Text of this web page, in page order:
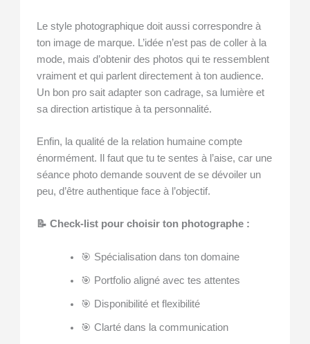
Le style photographique doit aussi correspondre à
ton image de marque. L’idée n’est pas de coller à la
mode, mais d’obtenir des photos qui te ressemblent
vraiment et qui parlent directement à ton audience.
Un bon pro sait adapter son cadrage, sa lumière et
sa direction artistique à ta personnalité.
Enfin, la qualité de la relation humaine compte
énormément. Il faut que tu te sentes à l’aise, car une
séance photo demande souvent de se dévoiler un
peu, d’être authentique face à l’objectif.
📝 Check-list pour choisir ton photographe :
🎯 Spécialisation dans ton domaine
🎯 Portfolio aligné avec tes attentes
🎯 Disponibilité et flexibilité
🎯 Clarté dans la communication